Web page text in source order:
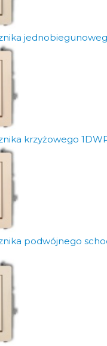
krzyżowego
podwójnego